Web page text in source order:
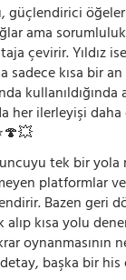
güçlendirici
ama
çevirir. Yıldız
kısa bir
her ilerleyişi
tek bir
platformlar
Bazen geri
alıp kısa yolu
oynanmasının
başka bir his